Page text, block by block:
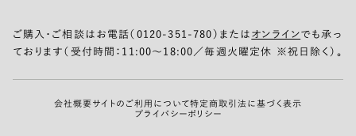
ご購入・ご相談はお電話（0120-351-780）または オンラインでも承っ
ております（受付時間：11:00〜18:00／毎週火曜定休 ※祝日除く）。
会社概要サイトのご利用について特定商取引法に基づく表示
プライバシーポリシー